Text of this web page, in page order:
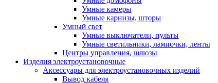
Умные камеры
Умные карнизы, шторы
Умный свет
Умные выключатели, пульты
Умные светильники, лампочки, ленты
Центры управления, шлюзы
Изделия электроустановочные
Аксессуары для электроустановочных изделий
Вывод кабеля